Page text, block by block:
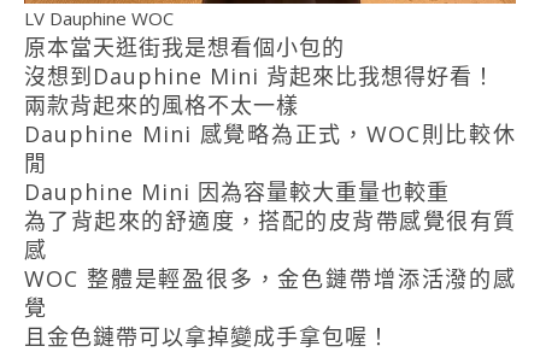
LV Dauphine WOC
原本當天逛街我是想看個小包的
沒想到Dauphine Mini 背起來比我想得好看！
兩款背起來的風格不太一樣
Dauphine Mini 感覺略為正式，WOC則比較休
閒
Dauphine Mini 因為容量較大重量也較重
為了背起來的舒適度，搭配的皮背帶感覺很有質
感
WOC 整體是輕盈很多，金色鏈帶增添活潑的感
覺
且金色鏈帶可以拿掉變成手拿包喔！